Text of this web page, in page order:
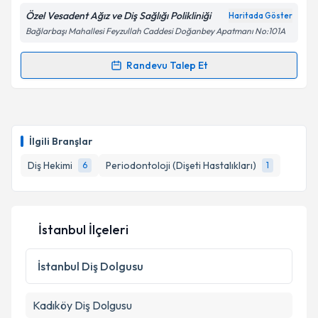
İlgili Branşlar
Diş Hekimi
6 Periodontoloji (Dişeti Hastalıkları) 1
Kişisel verilerimin işlenmesine ilişkin
Metni'ni okudum ve kişisel verilerimin belirtilen
Özel Vesadent Ağız ve Diş Sağlığı Polikliniği Haritada Göster
Bağlarbaşı Mahallesi Feyzullah Caddesi Doğanbey Apatmanı No:101A
Randevu Talep Et
Randevu Takvimi Talebi
takvim hazırlandığında e-posta ile bilgilendireceğiz.
E-posta Adresiniz
Kişisel verilerimin işlenmesine ilişkinAydınlatma
Metni
'ni okudum ve kişisel verilerimin belirtilen
kapsamda işlenmesini kabul ediyorum.
İstanbul İlçeleri
İstanbul Diş Dolgusu
Kadıköy Diş Dolgusu